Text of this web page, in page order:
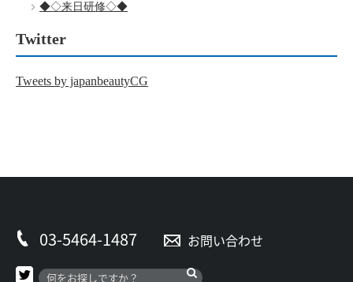
◆◇来日研修◇◆
Twitter
Tweets by japanbeautyCG
03-5464-1487 お問い合わせ